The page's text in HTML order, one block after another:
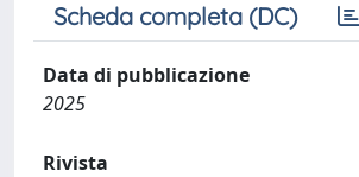
Scheda completa (DC)
Data di pubblicazione
2025
Rivista